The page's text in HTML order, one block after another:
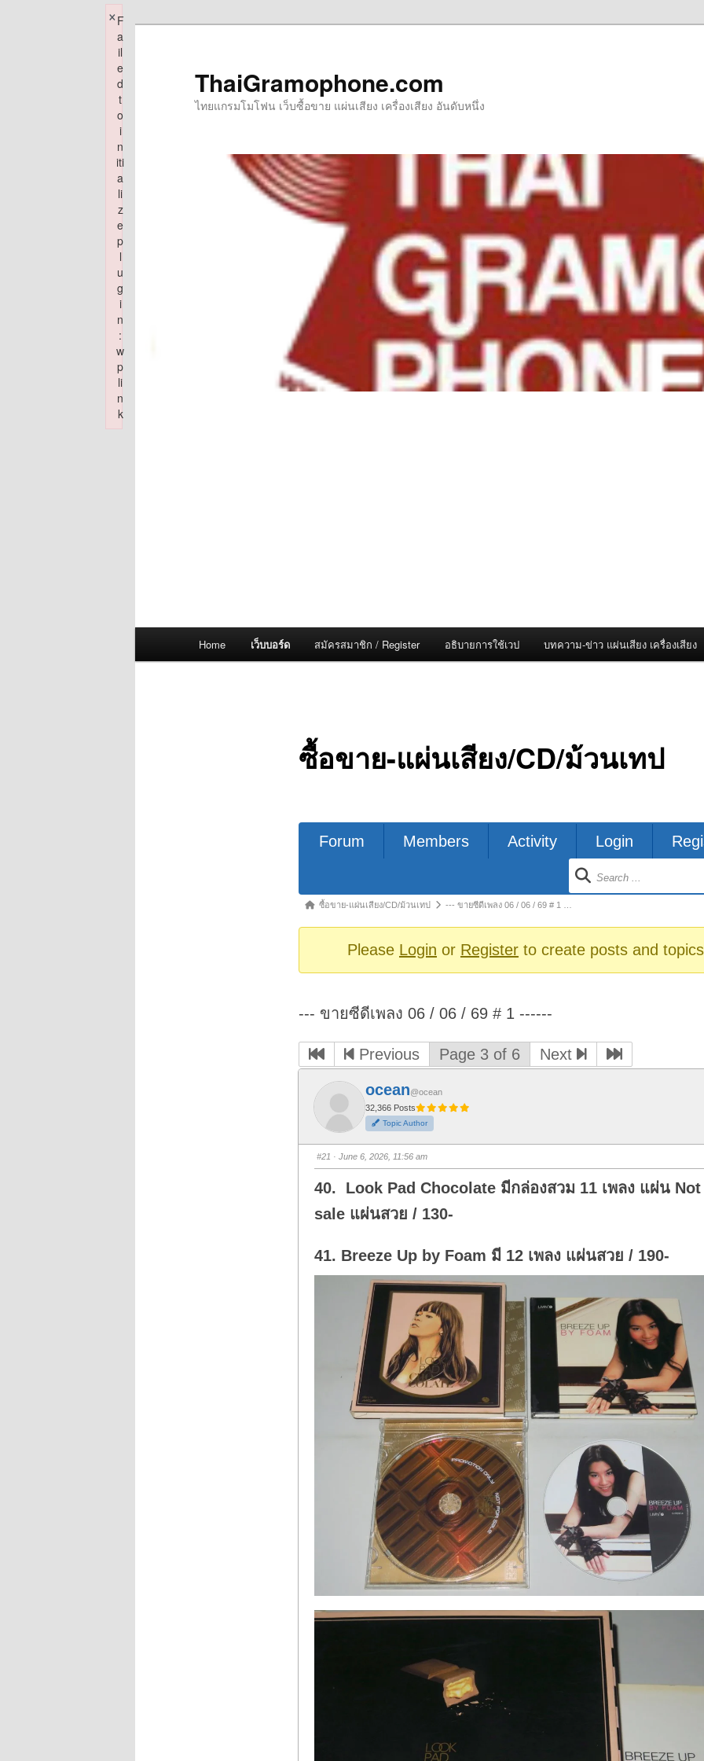
ThaiGramophone.com
ไทยแกรมโมโฟน เว็บซื้อขาย แผ่นเสียง เครื่องเสียง อันดับหนึ่ง
Home เว็บบอร์ด สมัครสมาชิก / Register อธิบายการใช้เวป บทความ-ข่าว แผ่นเสียง เครื่องเสียง
ซื้อขาย-แผ่นเสียง/CD/ม้วนเทป
Forum
Forum Members Activity Login
Forum
breadcrumbs
ซื้อขาย-แผ่นเสียง/CD/ม้วนเทป --- ขายซีดีเพลง 06 / 06 / 69 # 1 …
Please Login or Registerto create posts and
--- ขายซีดีเพลง 06 / 06 / 69 # 1 ------
Previous Page 3 of 6 Next
ocean@ocean
32,366 Posts
Topic Author
#21 · June 6, 2026, 11:56 am
40. Look Pad Chocolate มีกล่องสวม 11 เพลง แผ่น
sale แผ่นสวย / 130-
41. Breeze Up by Foam มี 12 เพลง แผ่นสวย / 190-
F
a
il
e
d
t
o
i
n
iti
a
li
z
e
p
l
u
g
i
n
:
w
p
li
n
k
×